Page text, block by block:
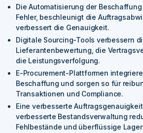
Die Automatisierung der
Fehler, beschleunigt die
verbessert die Genauigkeit.
Digitale Sourcing-Tools verbessern
Lieferantenbewertung, die
die Leistungsverfolgung.
E-Procurement-Plattformen
Beschaffung und sorgen so für
Transaktionen und Compliance.
Eine verbesserte
verbesserte Bestandsverwaltung
Fehlbestände und überflüssige